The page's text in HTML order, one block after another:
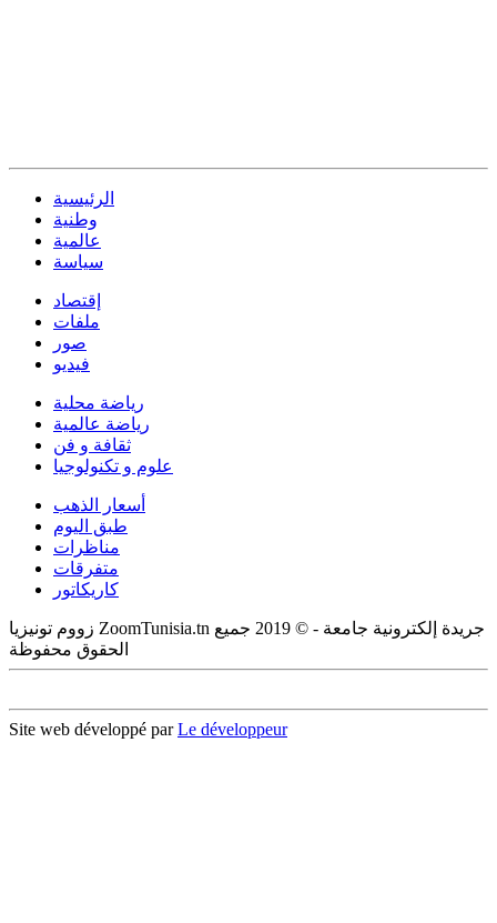
الرئيسية
وطنية
عالمية
سياسة
إقتصاد
ملفات
صور
فيديو
رياضة محلية
رياضة عالمية
ثقافة و فن
علوم و تكنولوجيا
أسعار الذهب
طبق اليوم
مناظرات
متفرقات
كاريكاتور
زووم تونيزيا ZoomTunisia.tn جريدة إلكترونية جامعة - © 2019 جميع
الحقوق محفوظة
Site web développé parLe développeur